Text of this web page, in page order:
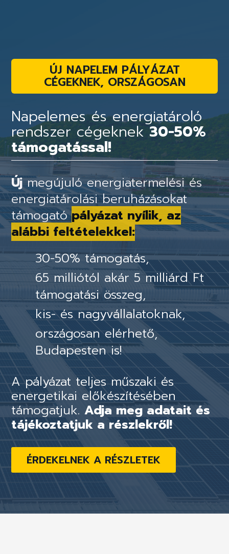
ÚJ NAPELEM PÁLYÁZAT
CÉGEKNEK, ORSZÁGOSAN
Napelemes és energiatároló
rendszer cégeknek30-50%
támogatással!
Újmegújuló energiatermelési és
energiatárolási beruházásokat
támogató pályázat nyílik, az
alábbi feltételekkel:
30-50% támogatás,
65 milliótól akár 5 milliárd Ft
támogatási összeg,
kis- és nagyvállalatoknak,
országosan elérhető,
Budapesten is!
A pályázat teljes műszaki és
energetikai előkészítésében
támogatjuk.Adja meg adatait és
tájékoztatjuk a részlekről!
ÉRDEKELNEK A RÉSZLETEK